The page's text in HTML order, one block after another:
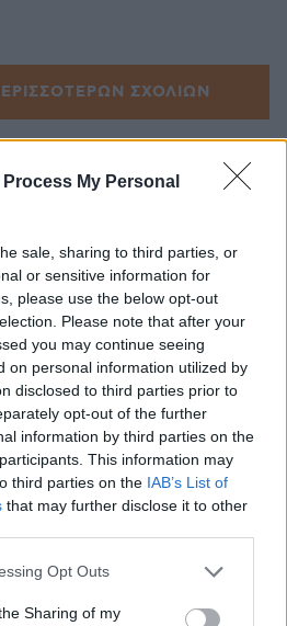
Process My Personal
sale, sharing to third parties, or
or sensitive information for
please use the below opt-out
Please note that after your
you may continue seeing
on personal information utilized by
disclosed to third parties prior to
opt-out of the further
information by third parties on the
This information may
third parties on the IAB’s List of
that may further disclose it to other
app uses one or more Google
usage behaviour. You may click to
Opt Outs
Sharing of my
ΣΧΟΛΙΩΝ